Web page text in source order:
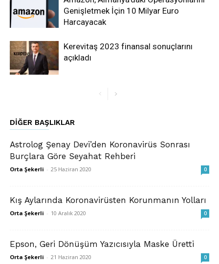
Genişletmek İçin 10 Milyar Euro
Harcayacak
Kerevitaş 2023 finansal sonuçlarını
açıkladı
DIĞER BAŞLIKLAR
Astrolog Şenay Devi’den Koronavirüs Sonrası
Burçlara Göre Seyahat Rehberi
Orta Şekerli - 25 Haziran 2020 0
Kış Aylarında Koronavirüsten Korunmanın Yolları
Orta Şekerli - 10 Aralık 2020 0
Epson, Geri Dönüşüm Yazıcısıyla Maske Üretti
Orta Şekerli - 21 Haziran 2020 0